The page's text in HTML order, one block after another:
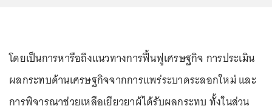
โดยเป็นการหารือถึงแนวทางการฟื้นฟูเศรษฐกิจ การประเมิน
ผลกระทบด้านเศรษฐกิจจากการแพร่ระบาดระลอกใหม่ และ
การพิจารณาช่วยเหลือเยียวยาผู้ได้รับผลกระทบ ทั้งในส่วน